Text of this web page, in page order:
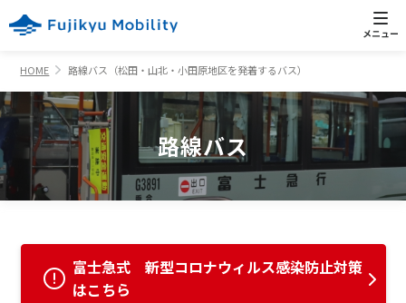
HOME 路線バス（松田・山北・小田原地区を発着するバス）
路線バス
富士急式 新型コロナウィルス感染防止対策
はこちら